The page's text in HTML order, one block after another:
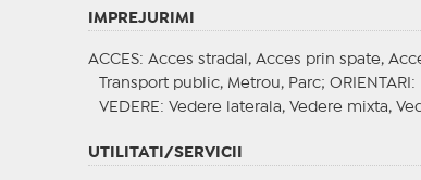
IMPREJURIMI
ACCES: Acces stradal, Acces prin spate,
Transport public, Metrou, Parc; ORIENTARI :
VEDERE : Vedere laterala, Vedere mixta,
UTILITATI/SERVICII